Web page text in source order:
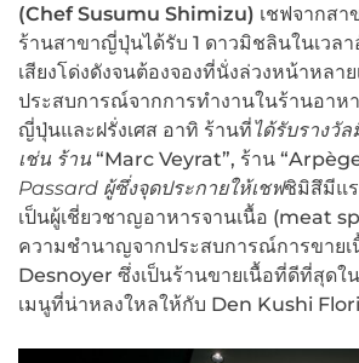
(ChefSusumu Shimizu) เชฟจากส
ร้านสาขาญี่ปุ่นได้รับ 1 ดาวมิชลินในเวล
เสียงโด่งดังจนต้องจองที่นั่งล่วงหน้าหลา
ประสบการณ์จากการทำงานในร้านอาห
ญี่ปุ่นและฝรั่งเศส อาทิ ร้านที่ได้รับรางวั
เช่น ร้าน “Marc Veyrat”, ร้าน
Passard ผู้ซึ่งจุดประกายให้เชฟชิมิสึมีแ
เป็นผู้เชี่ยวชาญอาหารจานเนื้อ (meat
ความชำนาญจากประสบการณ์การขาย
Desnoyer ซึ่งเป็นร้านขายเนื้อที่ดีที่สุดใ
เมนูที่น่าหลงใหลให้กับ Den Kushi Flori